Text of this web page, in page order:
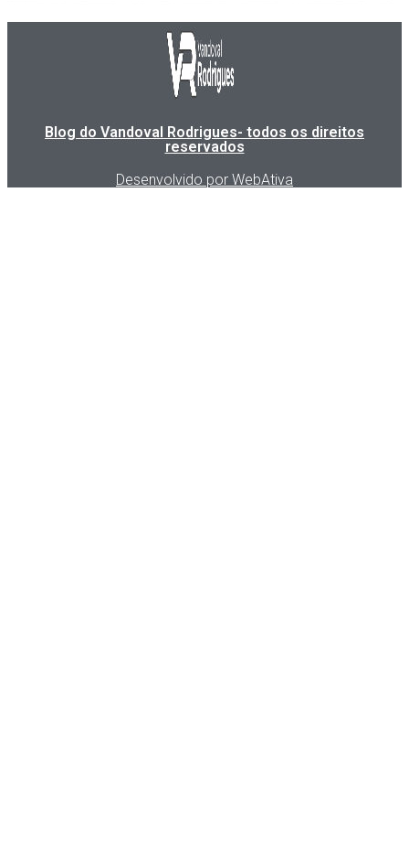
Blog do Vandoval Rodrigues- todos os direitos
reservados
Desenvolvido por WebAtiva